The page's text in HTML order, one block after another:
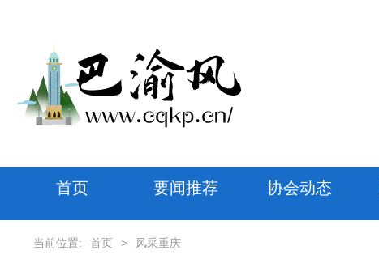
首页 要闻推荐 协会动态
当前位置: 首页 > 风采重庆